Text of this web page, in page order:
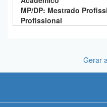
MP/DP: Mestrado
Profissional
Gerar